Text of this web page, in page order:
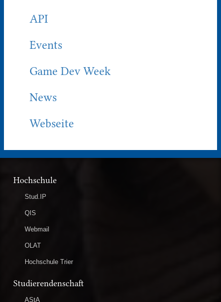
API
Events
Game Dev Week
News
Webseite
Hochschule
Stud.IP
QIS
Webmail
OLAT
Hochschule Trier
Studierendenschaft
AStA